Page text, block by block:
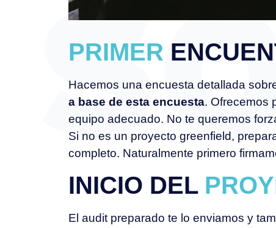
PRIMER
Hacemos una encuesta detallada
a base de esta encuesta. Ofrecemos
equipo adecuado. No te queremos
Si no es un proyecto greenfield,
completo. Naturalmente primero
INICIO DEL
El audit preparado te lo enviamos y